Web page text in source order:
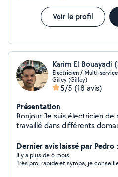
Voir le profil
Karim El Bouayadi
Électricien / Multi-service
Gilley (Gilley)
5/5 (18 avis)
Présentation
Bonjour Je suis électricien de
travaillé dans différents
travaux neufs ou de
Dernier avis laissé par Pedro
Il y a plus de 6 mois
Très pro, rapide et sympa, je